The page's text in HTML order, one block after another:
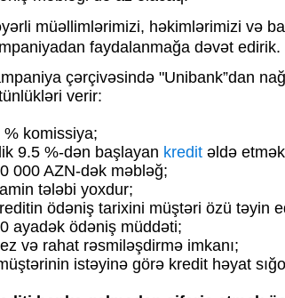
müəllimlərimizi, həkimlərimizi və
faydalanmağa dəvət edirik.
çərçivəsində "Unibank”dan
verir:
% komissiya;
9.5 %-dən başlayan kredit əldə
000 AZN-dək məbləğ;
tələbi yoxdur;
ödəniş tarixini müştəri özü təyin
ayadək ödəniş müddəti;
və rahat rəsmiləşdirmə imkanı;
istəyinə görə kredit həyat